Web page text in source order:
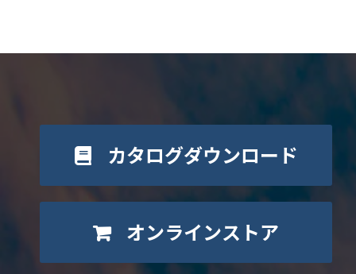
カタログダウンロード
オンラインストア